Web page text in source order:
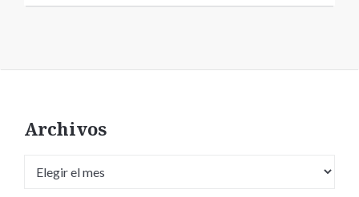
Archivos